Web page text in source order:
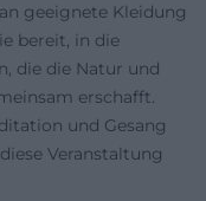
geeignete Kleidung
bereit, in die
die die Natur und
erschafft.
und Gesang
Veranstaltung